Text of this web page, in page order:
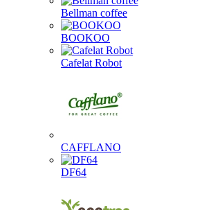
Bellman coffee
BOOKOO
Cafelat Robot
CAFFLANO
DF64